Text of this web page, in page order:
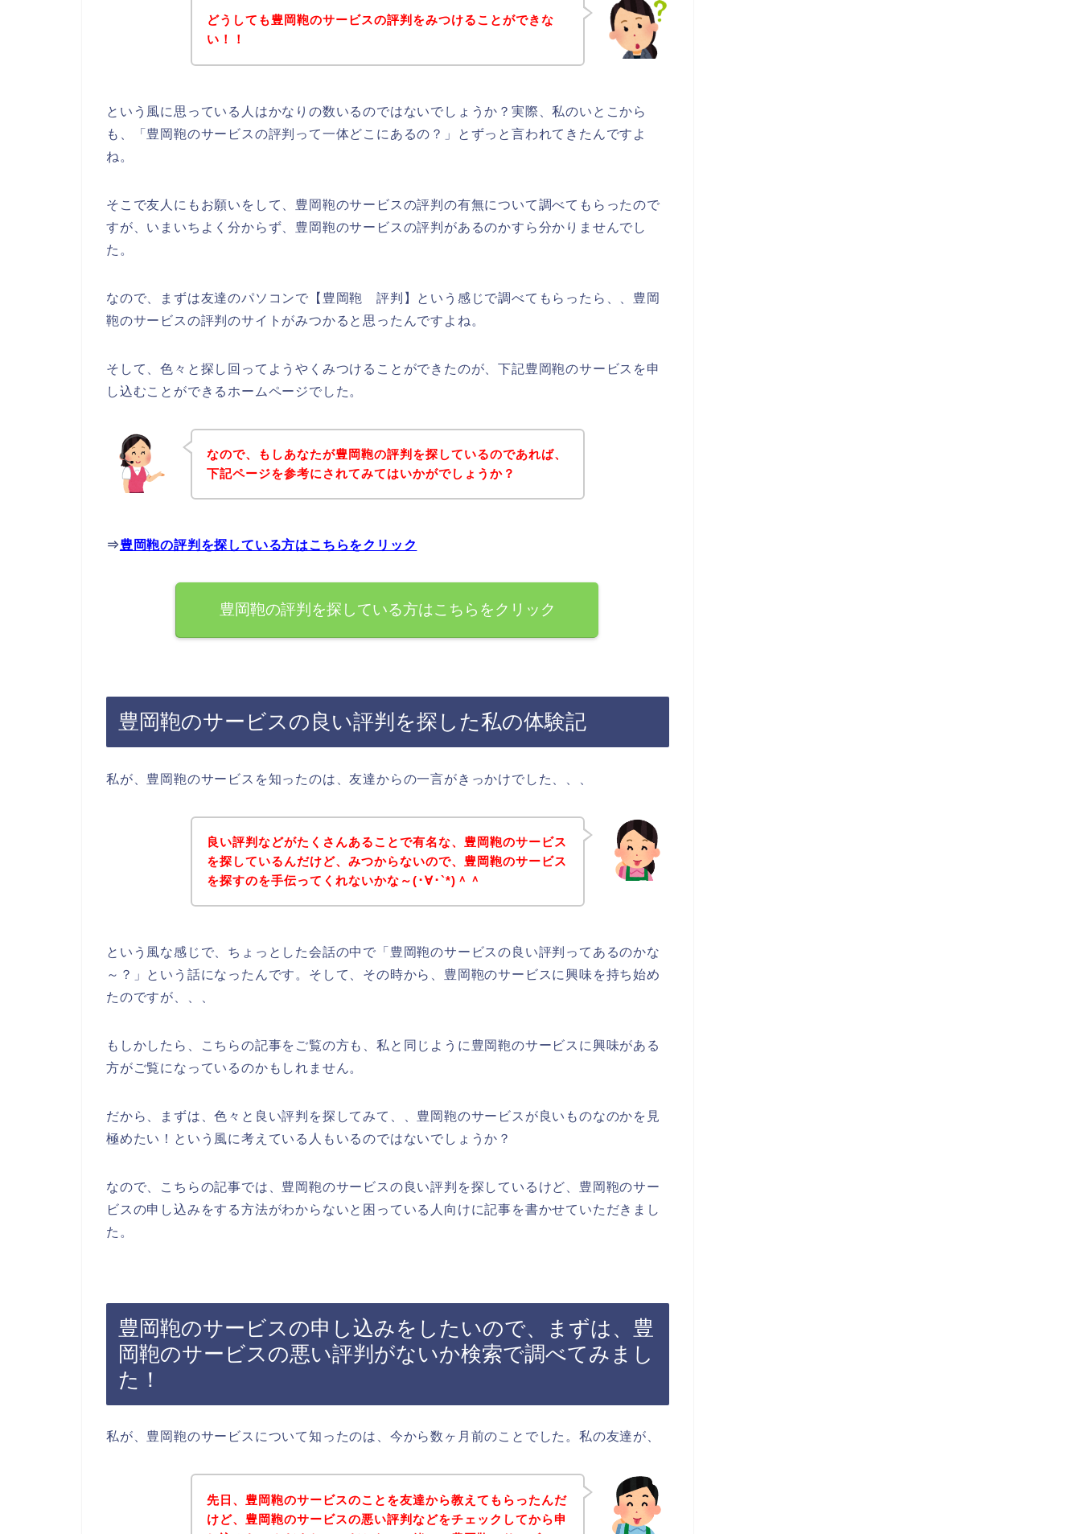
どうしても豊岡鞄のサービスの評判をみつけることができな
い！！
という風に思っている人はかなりの数いるのではないでしょうか？実際、私のいとこから
も、「豊岡鞄のサービスの評判って一体どこにあるの？」とずっと言われてきたんですよ
ね。
そこで友人にもお願いをして、豊岡鞄のサービスの評判の有無について調べてもらったので
すが、いまいちよく分からず、豊岡鞄のサービスの評判があるのかすら分かりませんでし
た。
なので、まずは友達のパソコンで【豊岡鞄 評判】という感じで調べてもらったら、、豊岡
鞄のサービスの評判のサイトがみつかると思ったんですよね。
そして、色々と探し回ってようやくみつけることができたのが、下記豊岡鞄のサービスを申
し込むことができるホームページでした。
なので、もしあなたが豊岡鞄の評判を探しているのであれば、
下記ページを参考にされてみてはいかがでしょうか？
⇒豊岡鞄の評判を探している方はこちらをクリック
豊岡鞄の評判を探している方はこちらをクリック
豊岡鞄のサービスの良い評判を探した私の体験記
私が、豊岡鞄のサービスを知ったのは、友達からの一言がきっかけでした、、、
良い評判などがたくさんあることで有名な、豊岡鞄のサービス
を探しているんだけど、みつからないので、豊岡鞄のサービス
を探すのを手伝ってくれないかな～(･∀･`*)＾＾
という風な感じで、ちょっとした会話の中で「豊岡鞄のサービスの良い評判ってあるのかな
～？」という話になったんです。そして、その時から、豊岡鞄のサービスに興味を持ち始め
たのですが、、、
もしかしたら、こちらの記事をご覧の方も、私と同じように豊岡鞄のサービスに興味がある
方がご覧になっているのかもしれません。
だから、まずは、色々と良い評判を探してみて、、豊岡鞄のサービスが良いものなのかを見
極めたい！という風に考えている人もいるのではないでしょうか？
なので、こちらの記事では、豊岡鞄のサービスの良い評判を探しているけど、豊岡鞄のサー
ビスの申し込みをする方法がわからないと困っている人向けに記事を書かせていただきまし
た。
豊岡鞄のサービスの申し込みをしたいので、まずは、豊
岡鞄のサービスの悪い評判がないか検索で調べてみまし
た！
私が、豊岡鞄のサービスについて知ったのは、今から数ヶ月前のことでした。私の友達が、
先日、豊岡鞄のサービスのことを友達から教えてもらったんだ
けど、豊岡鞄のサービスの悪い評判などをチェックしてから申